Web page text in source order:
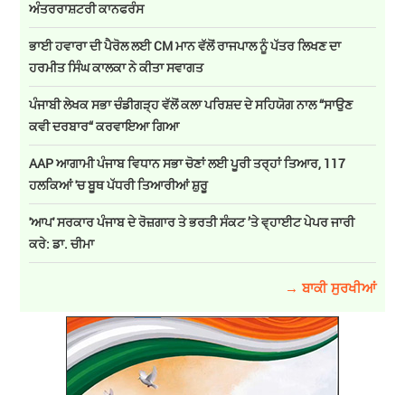
ਅੰਤਰਰਾਸ਼ਟਰੀ ਕਾਨਫਰੰਸ
ਭਾਈ ਹਵਾਰਾ ਦੀ ਪੈਰੋਲ ਲਈ CM ਮਾਨ ਵੱਲੋਂ ਰਾਜਪਾਲ ਨੂੰ ਪੱਤਰ ਲਿਖਣ ਦਾ
ਹਰਮੀਤ ਸਿੰਘ ਕਾਲਕਾ ਨੇ ਕੀਤਾ ਸਵਾਗਤ
ਪੰਜਾਬੀ ਲੇਖਕ ਸਭਾ ਚੰਡੀਗੜ੍ਹ ਵੱਲੋਂ ਕਲਾ ਪਰਿਸ਼ਦ ਦੇ ਸਹਿਯੋਗ ਨਾਲ “ਸਾਉਣ
ਕਵੀ ਦਰਬਾਰ“ ਕਰਵਾਇਆ ਗਿਆ
AAP ਆਗਾਮੀ ਪੰਜਾਬ ਵਿਧਾਨ ਸਭਾ ਚੋਣਾਂ ਲਈ ਪੂਰੀ ਤਰ੍ਹਾਂ ਤਿਆਰ, 117
ਹਲਕਿਆਂ 'ਚ ਬੂਥ ਪੱਧਰੀ ਤਿਆਰੀਆਂ ਸ਼ੁਰੂ
'ਆਪ' ਸਰਕਾਰ ਪੰਜਾਬ ਦੇ ਰੋਜ਼ਗਾਰ ਤੇ ਭਰਤੀ ਸੰਕਟ ’ਤੇ ਵ੍ਹਾਈਟ ਪੇਪਰ ਜਾਰੀ
ਕਰੇ: ਡਾ. ਚੀਮਾ
→ ਬਾਕੀ ਸੁਰਖੀਆਂ